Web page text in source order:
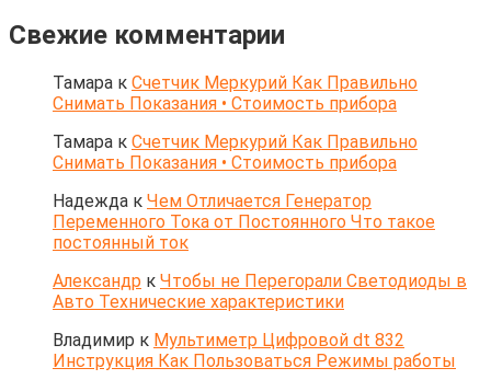
Свежие комментарии
Тамара к Счетчик Меркурий Как Правильно
Снимать Показания • Стоимость прибора
Тамара к Счетчик Меркурий Как Правильно
Снимать Показания • Стоимость прибора
Надежда к Чем Отличается Генератор
Переменного Тока от Постоянного Что такое
постоянный ток
Александр к Чтобы не Перегорали Светодиоды в
Авто Технические характеристики
Владимир к Мультиметр Цифровой dt 832
Инструкция Как Пользоваться Режимы работы